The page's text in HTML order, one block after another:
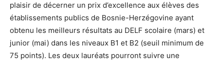
plaisir de décerner un prix d’excellence aux élèves des
établissements publics de Bosnie-Herzégovine ayant
obtenu les meilleurs résultats au DELF scolaire (mars) et
junior (mai) dans les niveaux B1 et B2 (seuil minimum de
75 points). Les deux lauréats pourront suivre une